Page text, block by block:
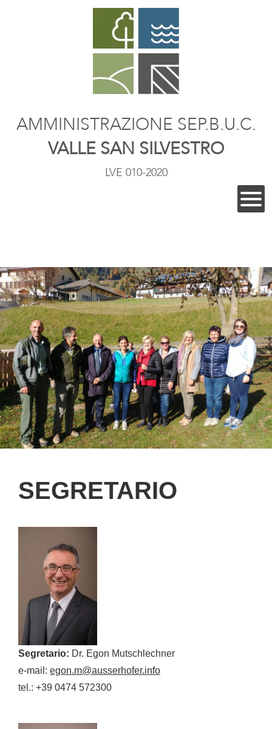
AMMINISTRAZIONE SEP.B.U.C.
VALLE SAN SILVESTRO
LVE 010-2020
SEGRETARIO
Segretario: Dr. Egon Mutschlechner
e-mail: egon.m@ausserhofer.info
tel.: +39 0474 572300